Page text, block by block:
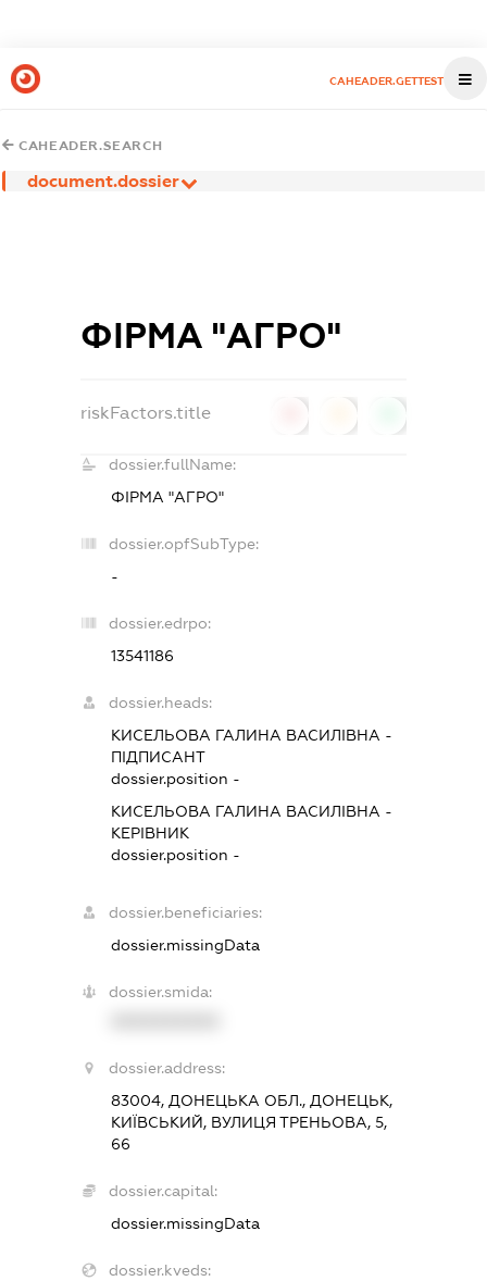
CAHEADER.GETTEST
CAHEADER.SEARCH
document.dossier
ФІРМА "АГРО"
riskFactors.title
dossier.fullName:
ФІРМА "АГРО"
dossier.opfSubType:
-
dossier.edrpo:
13541186
dossier.heads:
КИСЕЛЬОВА ГАЛИНА ВАСИЛІВНА -
ПІДПИСАНТ
dossier.position -
КИСЕЛЬОВА ГАЛИНА ВАСИЛІВНА -
КЕРІВНИК
dossier.position -
dossier.beneficiaries:
dossier.missingData
dossier.smida:
dossier.address:
83004, ДОНЕЦЬКА ОБЛ., ДОНЕЦЬК,
КИЇВСЬКИЙ, ВУЛИЦЯ ТРЕНЬОВА, 5,
66
dossier.capital:
dossier.missingData
dossier.kveds: